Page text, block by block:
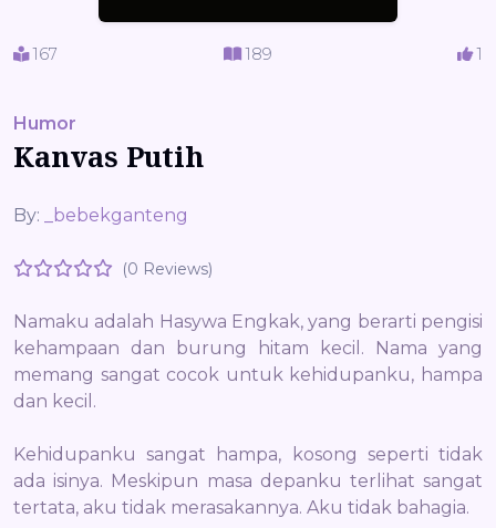
167 189 1
Humor
Kanvas Putih
By: _bebekganteng
(0 Reviews)
Namaku adalah Hasywa Engkak, yang berarti pengisi
kehampaan dan burung hitam kecil. Nama yang
memang sangat cocok untuk kehidupanku, hampa
dan kecil.
Kehidupanku sangat hampa, kosong seperti tidak
ada isinya. Meskipun masa depanku terlihat sangat
tertata, aku tidak merasakannya. Aku tidak bahagia.